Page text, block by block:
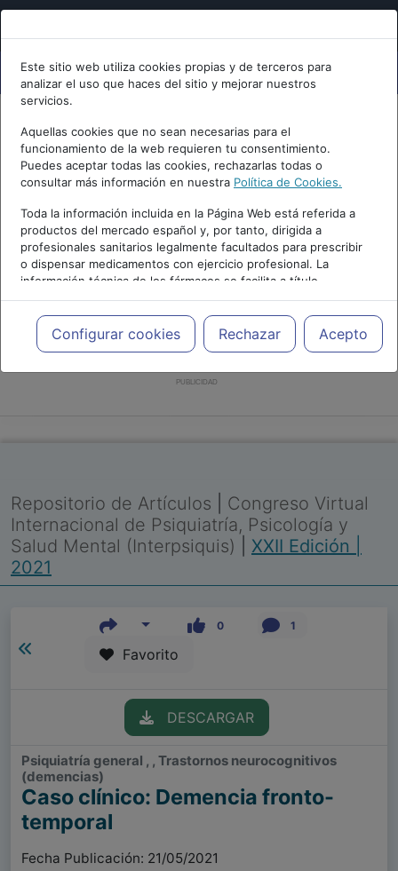
Este sitio web utiliza cookies propias y de terceros para
analizar el uso que haces del sitio y mejorar nuestros
servicios.
Aquellas cookies que no sean necesarias para el
funcionamiento de la web requieren tu consentimiento.
Puedes aceptar todas las cookies, rechazarlas todas o
consultar más información en nuestra Política de Cookies.
Toda la información incluida en la Página Web está referida a
productos del mercado español y, por tanto, dirigida a
profesionales sanitarios legalmente facultados para prescribir
o dispensar medicamentos con ejercicio profesional. La
información técnica de los fármacos se facilita a título
meramente informativo, siendo responsabilidad de los
profesionales facultados prescribir medicamentos y decidir, en
cada caso concreto, el tratamiento más adecuado a las
necesidades del paciente.
Configurar cookies Rechazar Acepto
PUBLICIDAD
Repositorio de Artículos
Congreso Virtual
Internacional de Psiquiatría, Psicología y
Salud Mental (Interpsiquis)
XXII Edición |
2021
0 1
Favorito
DESCARGAR
Psiquiatría general , , Trastornos neurocognitivos
(demencias)
Caso clínico: Demencia fronto-
temporal
Fecha Publicación: 21/05/2021